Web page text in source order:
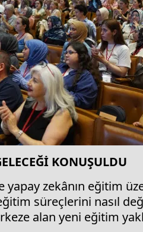
KONUŞULDU
yapay zekânın eğitim
süreçlerini nasıl
alan yeni eğitim